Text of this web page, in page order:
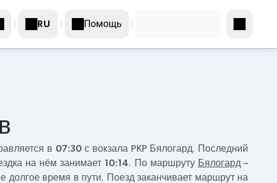
RU Помощь
в 07:30 с вокзала PKP Бялогард. Последний
на нём занимает 10:14. По маршруту Бялогард –
долгое время в пути. Поезд заканчивает маршрут на